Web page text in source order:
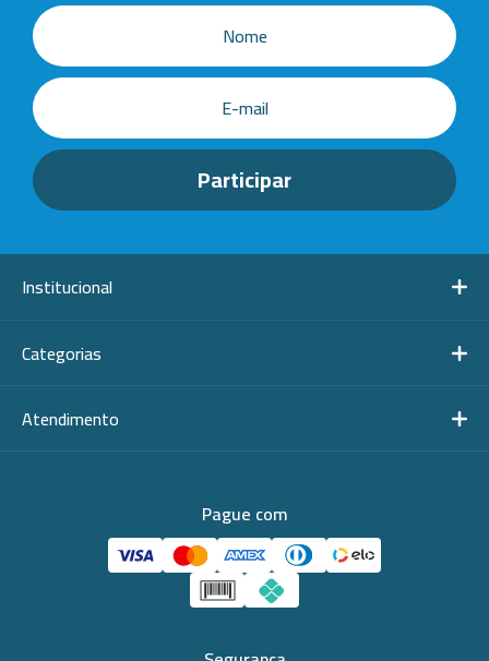
Institucional
Categorias
Atendimento
Pague com